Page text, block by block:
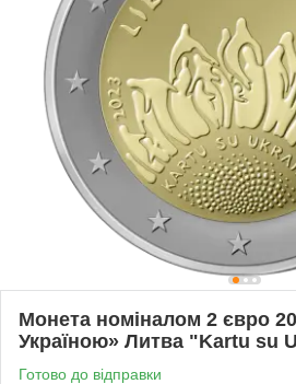
Монета номіналом 2 євро
Україною» Литва "Kartu su
Готово до відправки